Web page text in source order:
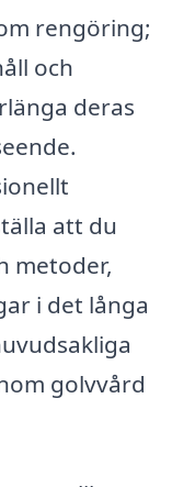
rengöring;
och
deras
att du
metoder,
i det långa
golvvård